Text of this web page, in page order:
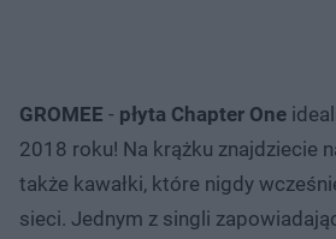
GROMEE - płyta Chapter One
2018 roku! Na krążku znajdziecie
także kawałki, które nigdy
sieci. Jednym z singli